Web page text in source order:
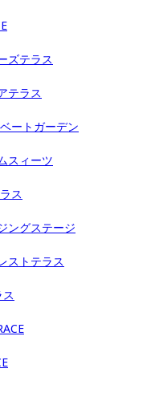
ズテラス
テラス
ートガーデン
スィーツ
ス
ングステージ
ストテラス